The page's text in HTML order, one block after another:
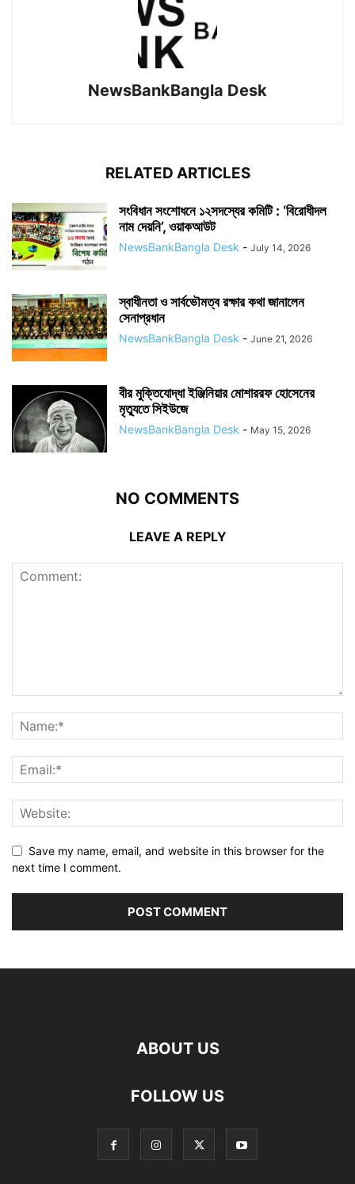
NewsBankBangla Desk
RELATED ARTICLES
সংবিধান সংশোধনে ১২সদস্যের কমিটি : ‘বিরোধীদল
নাম দেয়নি’, ওয়াকআউট
NewsBankBangla Desk - July 14, 2026
স্বাধীনতা ও সার্বভৌমত্ব রক্ষার কথা জানালেন
সেনাপ্রধান
NewsBankBangla Desk - June 21, 2026
বীর মুক্তিযোদ্ধা ইঞ্জিনিয়ার মোশাররফ হোসেনের
মৃত্যুতে সিইউজে
NewsBankBangla Desk - May 15, 2026
NO COMMENTS
LEAVE A REPLY
Save my name, email, and website in this browser for the
next time I comment.
ABOUT US
FOLLOW US